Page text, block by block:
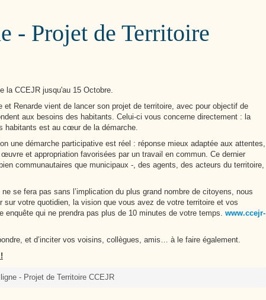
- Projet de Territoire
la CCEJR jusqu'au 15 Octobre.
et Renarde vient de lancer son projet de territoire, avec pour objectif de
aux besoins des habitants. Celui-ci vous concerne directement : la
habitants est au cœur de la démarche.
une démarche participative est réel : réponse mieux adaptée aux attentes,
et appropriation favorisées par un travail en commun. Ce dernier
communautaires que municipaux -, des agents, des acteurs du territoire,
se fera pas sans l’implication du plus grand nombre de citoyens, nous
sur votre quotidien, la vision que vous avez de votre territoire et vos
enquête qui ne prendra pas plus de 10 minutes de votre temps. www.ccejr-
et d’inciter vos voisins, collègues, amis… à le faire également.
- Projet de Territoire CCEJR